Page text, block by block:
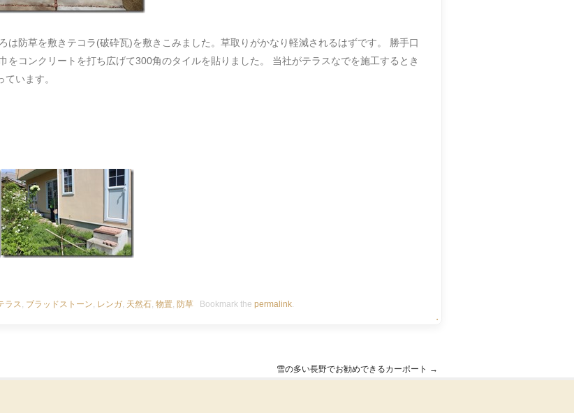
防草を敷きテコラ(破砕瓦)を敷きこみました。草取りがかなり軽減されるはずです。 勝手口
コンクリートを打ち広げて300角のタイルを貼りました。 当社がテラスなでを施工するとき
います。
ラス ブラッドストーン レンガ 天然石 物置 防草 Bookmark the permalink
・
雪の多い長野でお勧めできるカーポート →